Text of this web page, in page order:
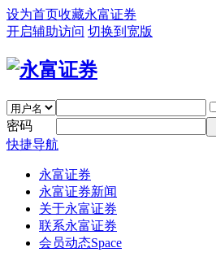
设为首页收藏永富证券
开启辅助访问 切换到宽版
密码
快捷导航
永富证券
永富证券新闻
关于永富证券
联系永富证券
会员动态Space